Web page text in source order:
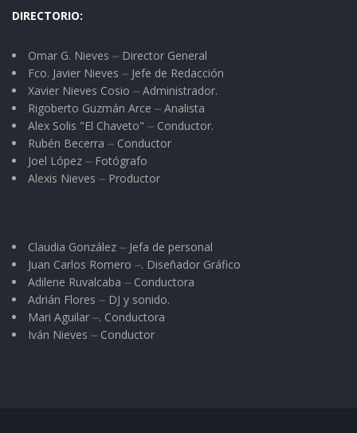
DIRECTORIO:
Omar G. Nieves ⏤ Director General
Fco. Javier Nieves ⏤ Jefe de Redacción
Xavier Nieves Cosio ⏤ Administrador.
Rigoberto Guzmán Arce ⏤ Analista
Alex Solis "El Chaveto" ⏤ Conductor.
Rubén Becerra ⏤ Conductor
Joel López ⏤ Fotógrafo
Alexis Nieves ⏤ Productor
Claudia González ⏤ Jefa de personal
Juan Carlos Romero ⏤. Diseñador Gráfico
Adilene Ruvalcaba ⏤ Conductora
Adrián Flores ⏤ DJ y sonido.
Mari Aguilar ⏤. Conductora
Iván Nieves ⏤ Conductor